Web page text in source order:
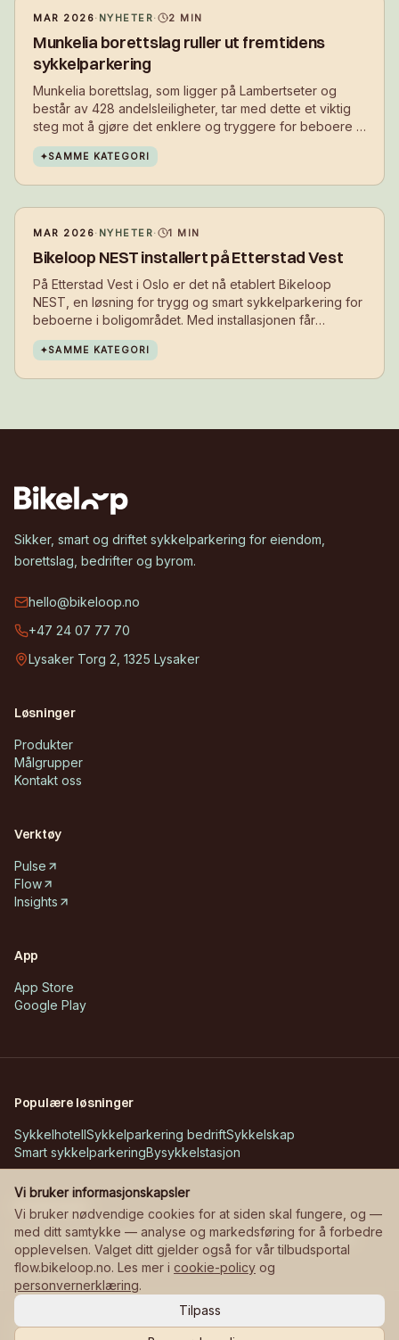
MAR 2026· NYHETER· 2 MIN
Munkelia borettslag ruller ut fremtidens
sykkelparkering
Munkelia borettslag, som ligger på Lambertseter og
består av 428 andelsleiligheter, tar med dette et viktig
steg mot å gjøre det enklere og tryggere for beboere å
velge sykkelen i hverdagen.
✦SAMME KATEGORI
MAR 2026· NYHETER· 1 MIN
Bikeloop NEST installert på Etterstad Vest
På Etterstad Vest i Oslo er det nå etablert Bikeloop
NEST, en løsning for trygg og smart sykkelparkering for
beboerne i boligområdet. Med installasjonen får
beboerne et sikkert sted å parkere sykkelen i
hverdagen – tett på der de bor.
✦SAMME KATEGORI
Sikker, smart og driftet sykkelparkering for eiendom,
borettslag, bedrifter og byrom.
hello@bikeloop.no
+47 24 07 77 70
Lysaker Torg 2, 1325 Lysaker
Løsninger
Produkter
Målgrupper
Kontakt oss
Verktøy
Pulse
Flow
Insights
App
App Store
Google Play
Populære løsninger
SykkelhotellSykkelparkering bedriftSykkelskap
Smart sykkelparkeringBysykkelstasjon
Kundecases
Askøy – Erdal skoleBane NOR – stasjonerManglerudjordet
©2026Bikeloop.Alle rettigheter reservert.
Vi bruker informasjonskapsler
Vi bruker nødvendige cookies for at siden skal fungere, og —
med ditt samtykke — analyse og markedsføring for å forbedre
opplevelsen. Valget ditt gjelder også for vår tilbudsportal
flow.bikeloop.no. Les mer i cookie-policy og
personvernerklæring.
Tilpass